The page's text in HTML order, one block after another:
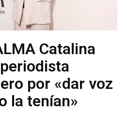
Catalina
por «dar voz
la tenían»